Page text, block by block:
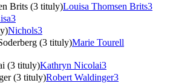
Brits (3 tituly)Louisa Thomsen Brits3
3
Nichols3
(3 tituly)Marie Tourell
(3 tituly)Kathryn Nicolai3
(3 tituly)Robert Waldinger3